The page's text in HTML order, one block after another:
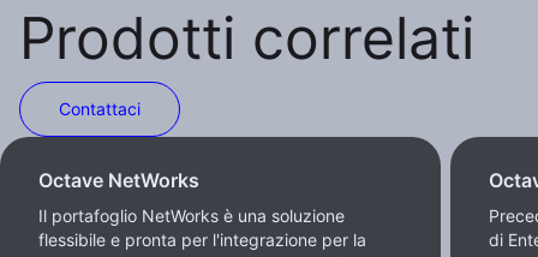
Prodotti correlati
Contattaci
Octave NetWorks
Il portafoglio NetWorks è una soluzione
flessibile e pronta per l'integrazione per la
di